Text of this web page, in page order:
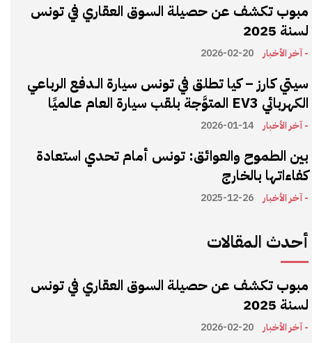
مبوب تكشف عن حصيلة السوق العقاري في تونس
لسنة 2025
- آخر الأخبار 2026-02-20
سيتي كارز – كيا تطلق في تونس سيارة الـدفع الرباعي
الكهربائي EV3 المتوَّجة بلقب سيارة العام عالميًا
- آخر الأخبار 2026-01-14
بين الطموح والعوائق: تونس أمام تحدي استعادة
كفاءاتها بالخارج
- آخر الأخبار 2025-12-26
أحدث المقالات
مبوب تكشف عن حصيلة السوق العقاري في تونس
لسنة 2025
- آخر الأخبار 2026-02-20